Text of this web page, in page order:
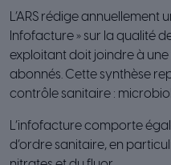
L’ARS rédige annuellement
Infofacture » sur la qualité
exploitant doit joindre à une
abonnés. Cette synthèse
contrôle sanitaire :
L’infofacture comporte
d’ordre sanitaire, en